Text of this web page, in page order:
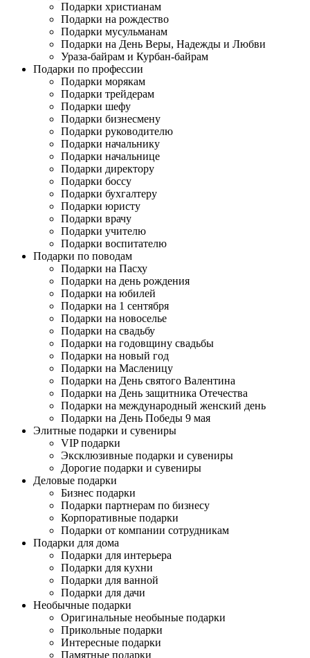
Подарки христианам
Подарки на рождество
Подарки мусульманам
Подарки на День Веры, Надежды и Любви
Ураза-байрам и Курбан-байрам
Подарки по профессии
Подарки морякам
Подарки трейдерам
Подарки шефу
Подарки бизнесмену
Подарки руководителю
Подарки начальнику
Подарки начальнице
Подарки директору
Подарки боссу
Подарки бухгалтеру
Подарки юристу
Подарки врачу
Подарки учителю
Подарки воспитателю
Подарки по поводам
Подарки на Пасху
Подарки на день рождения
Подарки на юбилей
Подарки на 1 сентября
Подарки на новоселье
Подарки на свадьбу
Подарки на годовщину свадьбы
Подарки на новый год
Подарки на Масленицу
Подарки на День святого Валентина
Подарки на День защитника Отечества
Подарки на международный женский день
Подарки на День Победы 9 мая
Элитные подарки и сувениры
VIP подарки
Эксклюзивные подарки и сувениры
Дорогие подарки и сувениры
Деловые подарки
Бизнес подарки
Подарки партнерам по бизнесу
Корпоративные подарки
Подарки от компании сотрудникам
Подарки для дома
Подарки для интерьера
Подарки для кухни
Подарки для ванной
Подарки для дачи
Необычные подарки
Оригинальные необыные подарки
Прикольные подарки
Интересные подарки
Памятные подарки